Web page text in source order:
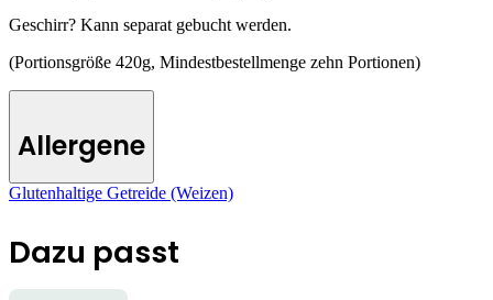
Geschirr? Kann separat gebucht werden.
(Portionsgröße 420g, Mindestbestellmenge zehn Portionen)
Allergene
Glutenhaltige Getreide (Weizen)
Dazu passt